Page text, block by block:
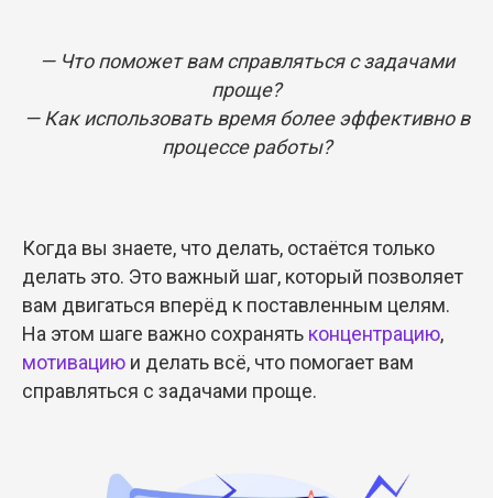
— Что поможет вам справляться с задачами
проще?
— Как использовать время более эффективно в
процессе работы?
Когда вы знаете, что делать, остаётся только
делать это. Это важный шаг, который позволяет
вам двигаться вперёд к поставленным целям.
На этом шаге важно сохранять концентрацию,
мотивацию и делать всё, что помогает вам
справляться с задачами проще.